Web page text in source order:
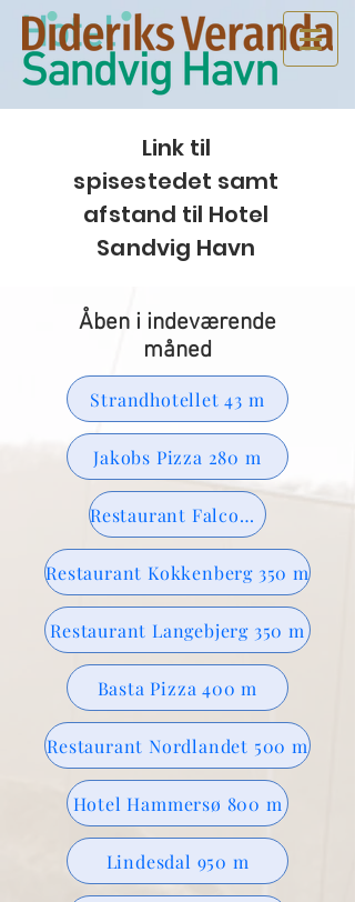
Link til
spisestedet samt
afstand til Hotel
Sandvig Havn
Åben i indeværende
måned
Strandhotellet 43 m
Jakobs Pizza 280 m
Restaurant Falcon Hotel 300 m
Restaurant Kokkenberg 350 m
Restaurant Langebjerg 350 m
Basta Pizza 400 m
Restaurant Nordlandet 500 m
Hotel Hammersø 800 m
Lindesdal 950 m